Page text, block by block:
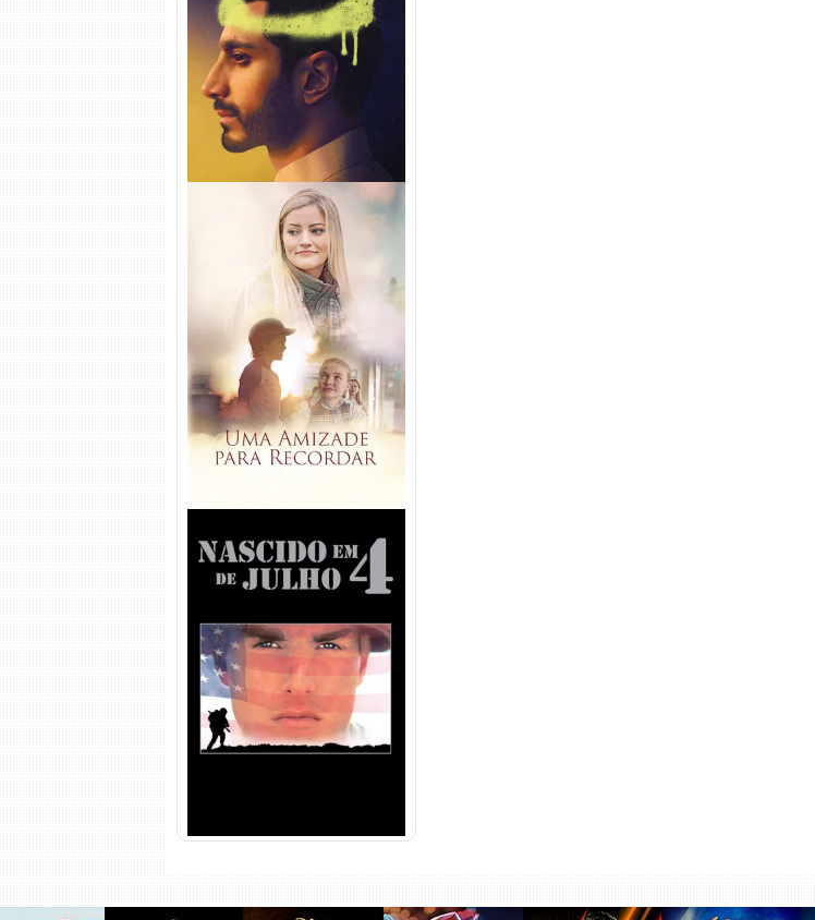
Hamlet Torrent (2026) WEB-
DL 1080p Dual Áudio
Uma Amizade para Recordar
Torrent (2025) WEB-DL 1080p
Dual Áudio
Nascido em 4 de Julho
Torrent (1989) WEB-DL 1080p
Dual Áudio